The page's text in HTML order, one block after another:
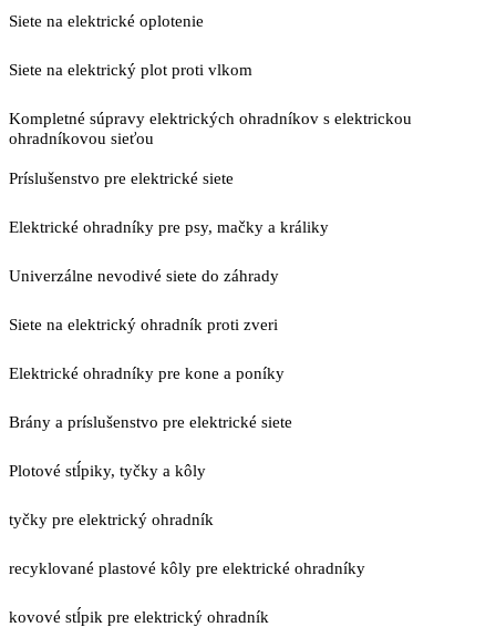
Siete na elektrické oplotenie
Siete na elektrický plot proti vlkom
Kompletné súpravy elektrických ohradníkov s elektrickou
ohradníkovou sieťou
Príslušenstvo pre elektrické siete
Elektrické ohradníky pre psy, mačky a králiky
Univerzálne nevodivé siete do záhrady
Siete na elektrický ohradník proti zveri
Elektrické ohradníky pre kone a poníky
Brány a príslušenstvo pre elektrické siete
Plotové stĺpiky, tyčky a kôly
tyčky pre elektrický ohradník
recyklované plastové kôly pre elektrické ohradníky
kovové stĺpik pre elektrický ohradník